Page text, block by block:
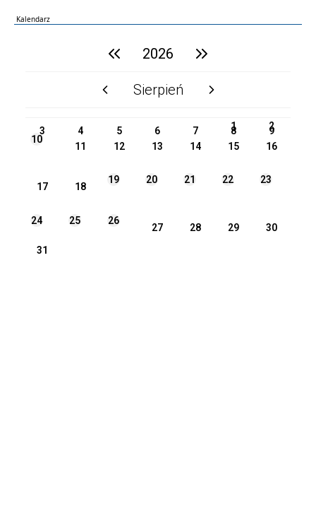
Kalendarz
poprzedni rok2026 następny rok
poprzedni miesiącSierpień następny miesiąc
1 2
3 4 5 6 7 8 9
10
11 12 13 14 15 16
17 18
19 20 21 22 23
24 25 26
27 28 29 30
31